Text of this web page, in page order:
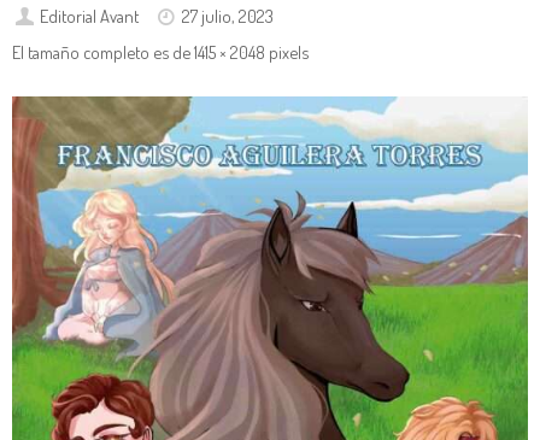
Editorial Avant
27 julio, 2023
El tamaño completo es de1415 × 2048 pixels